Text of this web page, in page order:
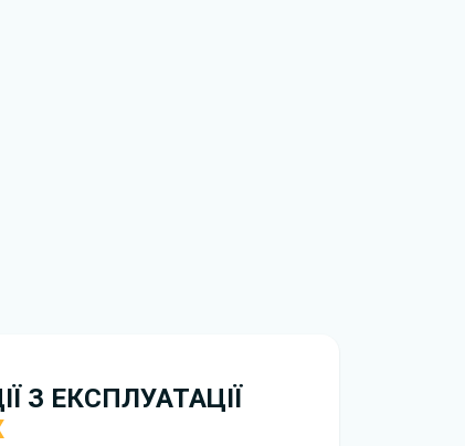
З ЕКСПЛУАТАЦІЇ